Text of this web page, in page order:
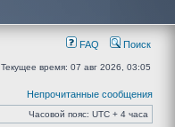
FAQ Поиск
Текущее время: 07 авг 2026, 03:05
Непрочитанные сообщения
Часовой пояс: UTC + 4 часа